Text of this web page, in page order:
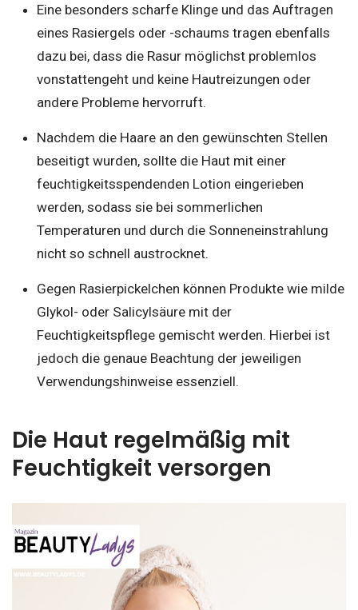
Eine besonders scharfe Klinge und das Auftragen
eines Rasiergels oder -schaums tragen ebenfalls
dazu bei, dass die Rasur möglichst problemlos
vonstattengeht und keine Hautreizungen oder
andere Probleme hervorruft.
Nachdem die Haare an den gewünschten Stellen
beseitigt wurden, sollte die Haut mit einer
feuchtigkeitsspendenden Lotion eingerieben
werden, sodass sie bei sommerlichen
Temperaturen und durch die Sonneneinstrahlung
nicht so schnell austrocknet.
Gegen Rasierpickelchen können Produkte wie milde
Glykol- oder Salicylsäure mit der
Feuchtigkeitspflege gemischt werden. Hierbei ist
jedoch die genaue Beachtung der jeweiligen
Verwendungshinweise essenziell.
Die Haut regelmäßig mit
Feuchtigkeit versorgen